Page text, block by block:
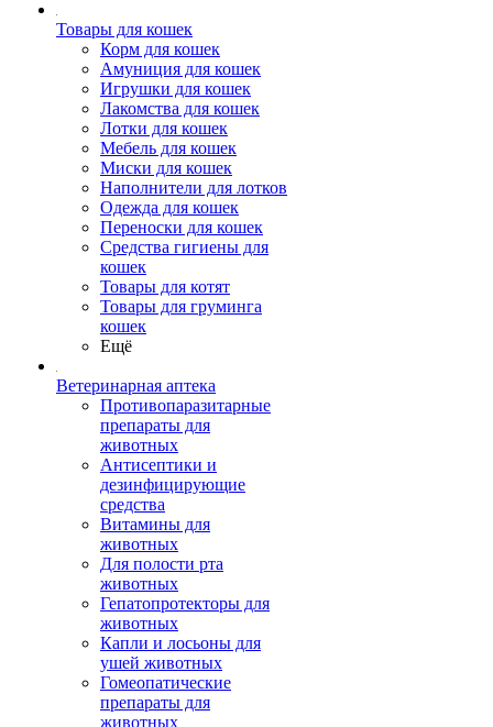
Товары для кошек
Корм для кошек
Амуниция для кошек
Игрушки для кошек
Лакомства для кошек
Лотки для кошек
Мебель для кошек
Миски для кошек
Наполнители для лотков
Одежда для кошек
Переноски для кошек
Средства гигиены для
кошек
Товары для котят
Товары для груминга
кошек
Ещё
Ветеринарная аптека
Противопаразитарные
препараты для
животных
Антисептики и
дезинфицирующие
средства
Витамины для
животных
Для полости рта
животных
Гепатопротекторы для
животных
Капли и лосьоны для
ушей животных
Гомеопатические
препараты для
животных